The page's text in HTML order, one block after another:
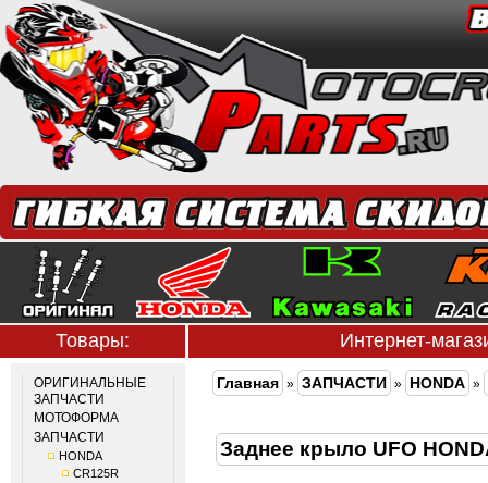
Товары: Интернет-
ОРИГИНАЛЬНЫЕ
ЗАПЧАСТИ
МОТОФОРМА
ЗАПЧАСТИ
HONDA
CR125R
Главная » ЗАПЧАСТИ » HONDA »
Заднее крыло UFO